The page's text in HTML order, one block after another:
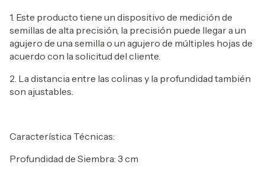
1. Este producto tiene un dispositivo de medición de
semillas de alta precisión, la precisión puede llegar a un
agujero de una semilla o un agujero de múltiples hojas de
acuerdo con la solicitud del cliente.
2. La distancia entre las colinas y la profundidad también
son ajustables.
Característica Técnicas:
Profundidad de Siembra: 3 cm